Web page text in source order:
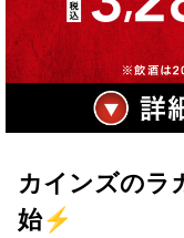
カインズのラ
始⚡️